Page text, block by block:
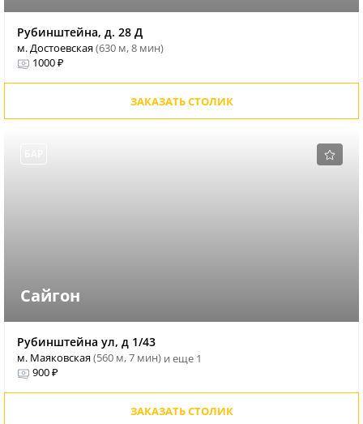
Рубинштейна, д. 28 Д
м. Достоевская(630 м, 8 мин)
1000 ₽
ЗАКАЗАТЬ СТОЛИК
Сайгон
Рубинштейна ул, д 1/43
м. Маяковская(560 м, 7 мин) и еще 1
900 ₽
ЗАКАЗАТЬ СТОЛИК